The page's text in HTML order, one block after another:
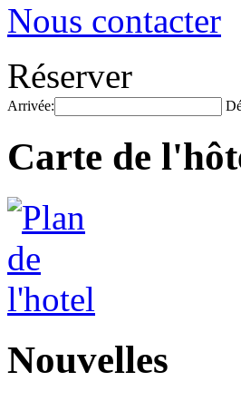
Nous contacter
Réserver
Arrivée:
Carte de
Nouvelles